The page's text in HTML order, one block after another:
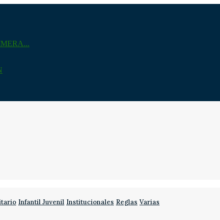
Infantil Juvenil Institucionales Reglas Varias